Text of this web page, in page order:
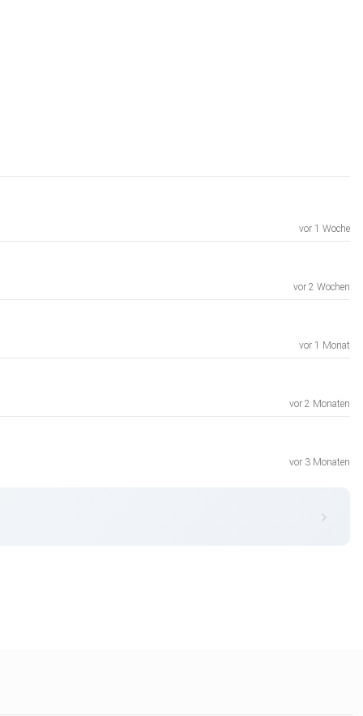
vor 1 Woche
vor 2 Wochen
vor 1 Monat
vor 2 Monaten
vor 3 Monaten